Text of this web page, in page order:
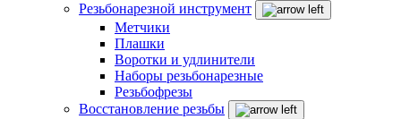
Резьбонарезной инструмент
Метчики
Плашки
Воротки и удлинители
Наборы резьбонарезные
Резьбофрезы
Восстановление резьбы